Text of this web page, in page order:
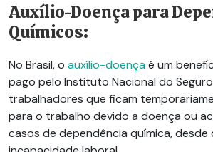
Auxílio-Doença para
Químicos:
No Brasil, o auxílio-doençaé um
pago pelo Instituto Nacional do Seguro
trabalhadores que ficam
para o trabalho devido a doença ou
casos de dependência química,